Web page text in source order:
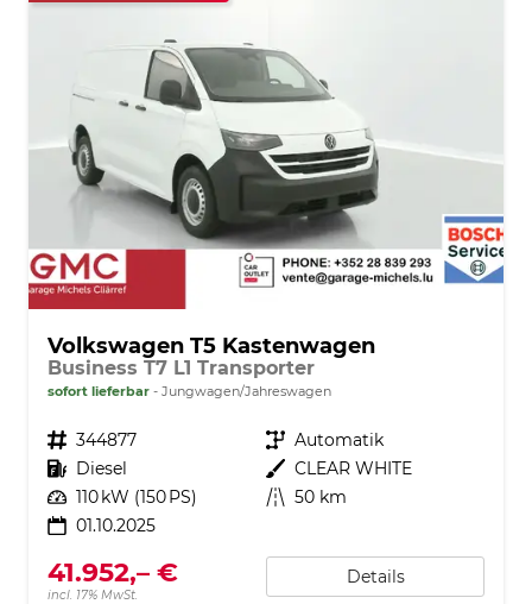
Volkswagen T5 Kastenwagen
Business T7 L1 Transporter
sofort lieferbar Jungwagen/Jahreswagen
Fahrzeugnr. 344877 Getriebe Automatik
Kraftstoff Diesel Außenfarbe CLEAR WHITE
Leistung 110 kW (150 PS) Kilometerstand 50 km
01.10.2025
41.952,– €
incl. 17% MwSt.
Details